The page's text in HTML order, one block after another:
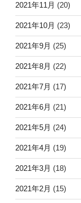
2021年11月 (20)
2021年10月 (23)
2021年9月 (25)
2021年8月 (22)
2021年7月 (17)
2021年6月 (21)
2021年5月 (24)
2021年4月 (19)
2021年3月 (18)
2021年2月 (15)